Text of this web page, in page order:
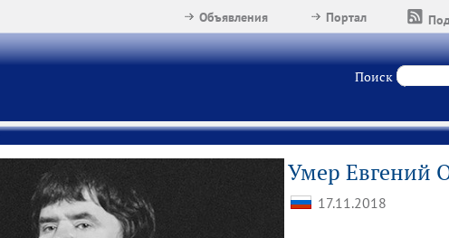
Портал
Объявления
Поиск
Умер Евгений
17.11.2018